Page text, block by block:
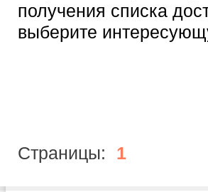
получения списка
выберите
Страницы: 1